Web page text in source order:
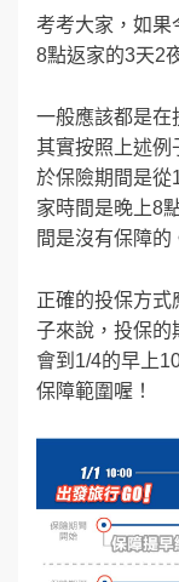
考考大家，如果
8點返家的3天2
一般應該都是在
其實按照上述例
於保險期間是從
家時間是晚上8
間是沒有保障的
正確的投保方式
子來說，投保的
會到1/4的早上
保障範圍喔！